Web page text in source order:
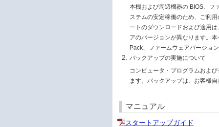
本機および周辺機器の BIOS、フ
ステムの安定稼働のため、ご利
ートのダウンロードおよび適用
アのバージョンが異なります。
Pack、ファームウェアバージョ
バックアップの実施について
コンピュータ・プログラムおよ
ます。バックアップは、お客様
マニュアル
スタートアップガイド